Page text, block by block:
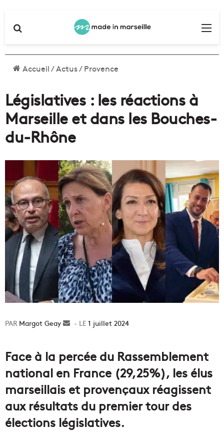
Accueil/Actus/Provence
Législatives : les réactions à
Marseille et dans les Bouches-
du-Rhône
Margot Geay
Envoyer1 juillet 2024
Face à la percée du Rassemblement
national en France (29,25%), les élus
marseillais et provençaux réagissent
aux résultats du premier tour des
élections législatives.